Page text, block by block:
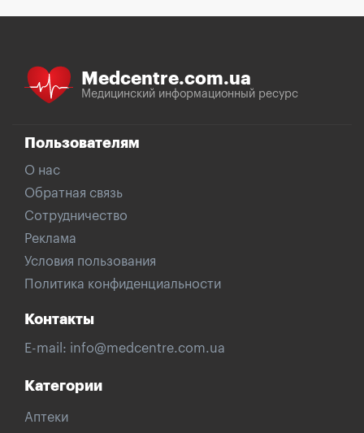
Medcentre.com.ua
Медицинский информационный ресурс
Пользователям
О нас
Обратная связь
Сотрудничество
Реклама
Условия пользования
Политика конфиденциальности
Контакты
E-mail: info@medcentre.com.ua
Категории
Аптеки